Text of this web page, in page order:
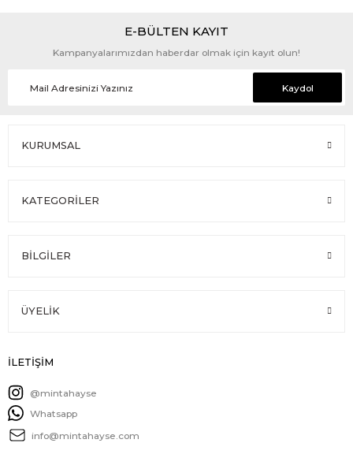
E-BÜLTEN KAYIT
Kampanyalarımızdan haberdar olmak için kayıt olun!
Kaydol
KURUMSAL
KATEGORİLER
BİLGİLER
ÜYELİK
İLETİŞİM
@mintahayse
Whatsapp
info@mintahayse.com